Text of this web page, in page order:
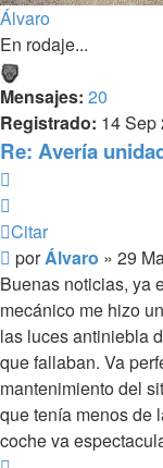
Álvaro
En rodaje...
Mensajes: 20
Registrado: 14 Sep
Re: Avería
Citar
Mensaje
sin
leer
porÁlvaro » 29
Buenas noticias, ya
mecánico me hizo
las luces antiniebla
que fallaban. Va
mantenimiento del
que tenía menos de
coche va